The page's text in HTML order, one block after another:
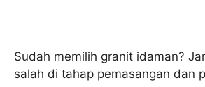
Sudah memilih granit idaman?
salah di tahap pemasangan dan